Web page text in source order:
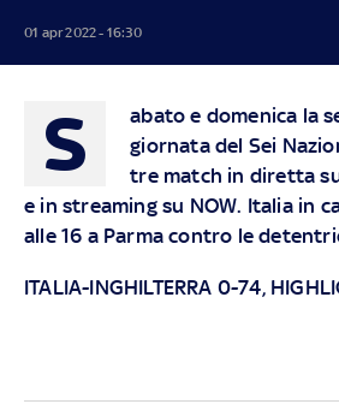
01 apr 2022 - 16:30
S
abato e domenica la
giornata del Sei
tre match in diretta
e in streaming su NOW. Italia in
alle 16 a Parma contro le
ITALIA-INGHILTERRA 0-74,